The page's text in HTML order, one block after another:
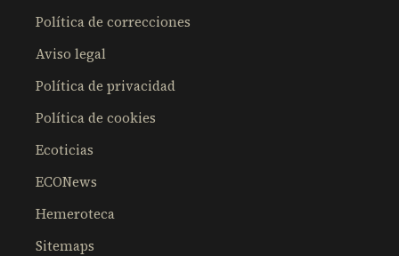
Política de correcciones
Aviso legal
Política de privacidad
Política de cookies
Ecoticias
ECONews
Hemeroteca
Sitemaps